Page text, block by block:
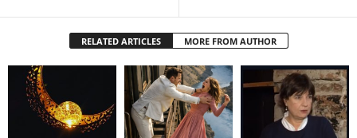
RELATED ARTICLES MORE FROM AUTHOR